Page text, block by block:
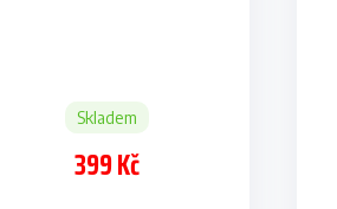
Skladem
399 Kč